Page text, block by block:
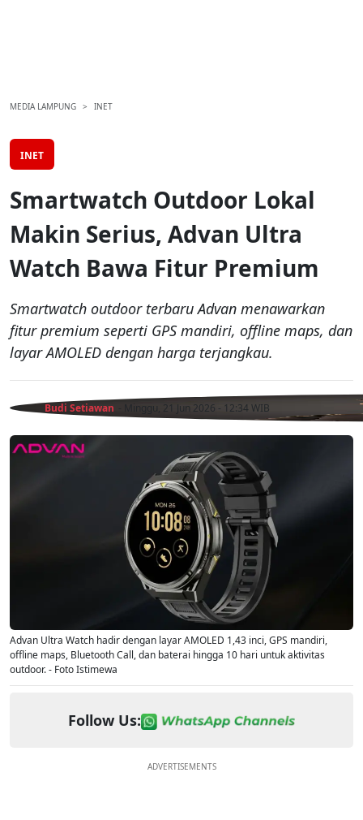
MEDIA LAMPUNG INET
INET
Smartwatch Outdoor Lokal
Makin Serius, Advan Ultra
Watch Bawa Fitur Premium
Smartwatch outdoor terbaru Advan menawarkan
fitur premium seperti GPS mandiri, offline maps, dan
layar AMOLED dengan harga terjangkau.
Budi Setiawan - Minggu, 21 Jun 2026 - 12:34 WIB
Advan Ultra Watch hadir dengan layar AMOLED 1,43 inci, GPS mandiri,
offline maps, Bluetooth Call, dan baterai hingga 10 hari untuk aktivitas
outdoor. - Foto Istimewa
Follow Us:
ADVERTISEMENTS